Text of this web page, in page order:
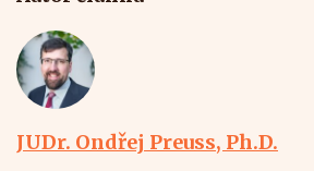
JUDr. Ondřej Preuss, Ph.D.